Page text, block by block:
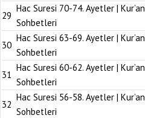
29
Hac Suresi 70-74. Ayetler | Kur’an
Sohbetleri
30
Hac Suresi 63-69. Ayetler | Kur’an
Sohbetleri
31
Hac Suresi 60-62. Ayetler | Kur’an
Sohbetleri
32
Hac Suresi 56-58. Ayetler | Kur’an
Sohbetleri